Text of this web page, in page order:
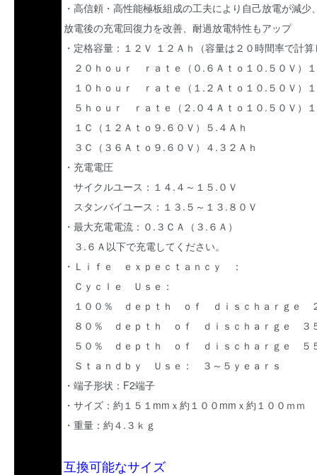
・高信頼・高性能極板組成の工夫により自己放電が減
放電後の充電回復力を改善、耐過放電特性もアップ
・定格容量：１２Ｖ １２Ａｈ（容量は２０時間率で計
２０ｈｏｕｒ ｒａｔｅ（０.６Ａｔｏ１０.５０Ｖ）
１０ｈｏｕｒ ｒａｔｅ（１.２Ａｔｏ１０.５０Ｖ）
５ｈｏｕｒ ｒａｔｅ（２.０４Ａｔｏ１０.５０Ｖ）
１Ｃ（１２Ａｔｏ９.６０Ｖ）５.４Ａｈ
３Ｃ（３６Ａｔｏ９.６０Ｖ）４.３２Ａｈ
・充電電圧
サイクルユース：１４.４～１５.０Ｖ
スタンバイユース：１３.５～１３.８０Ｖ
・最大充電電流：０.３ＣＡ（３.６Ａ）
３.６Ａ以下で充電してください。
・Ｌｉｆｅ ｅｘｐｅｃｔａｎｃｙ ：
Ｃｙｃｌｅ Ｕｓｅ：
１００％ ｄｅｐｔｈ ｏｆ ｄｉｓｃｈａｒｇｅ
８０％ ｄｅｐｔｈ ｏｆ ｄｉｓｃｈａｒｇｅ ３
５０％ ｄｅｐｔｈ ｏｆ ｄｉｓｃｈａｒｇｅ ５
Ｓｔａｎｄｂｙ Ｕｓｅ： ３～５ｙｅａｒｓ
・端子形状：F2端子
・サイズ：約１５１mmｘ約１００mmｘ約１００ｍｍ
・重量：約４.３ｋｇ
互換可能なサイズ